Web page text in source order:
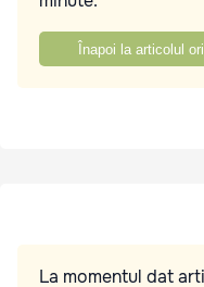
Înapoi la articolul
La momentul dat